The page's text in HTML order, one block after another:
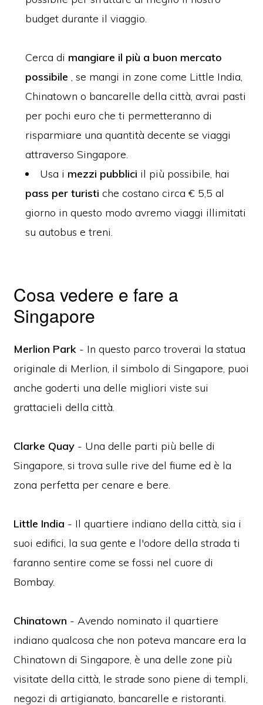
budget durante il viaggio.
Cerca di mangiare il più a buon mercato
possibile , se mangi in zone come Little India,
Chinatown o bancarelle della città, avrai pasti
per pochi euro che ti permetteranno di
risparmiare una quantità decente se viaggi
attraverso Singapore.
Usa i mezzi pubblici il più possibile, hai
pass per turistiche costano circa € 5,5 al
giorno in questo modo avremo viaggi illimitati
su autobus e treni.
Cosa vedere e fare a
Singapore
Merlion Park - In questo parco troverai la statua
originale di Merlion, il simbolo di Singapore, puoi
anche goderti una delle migliori viste sui
grattacieli della città.
Clarke Quay - Una delle parti più belle di
Singapore, si trova sulle rive del fiume ed è la
zona perfetta per cenare e bere.
Little India - Il quartiere indiano della città, sia i
suoi edifici, la sua gente e l'odore della strada ti
faranno sentire come se fossi nel cuore di
Bombay.
Chinatown - Avendo nominato il quartiere
indiano qualcosa che non poteva mancare era la
Chinatown di Singapore, è una delle zone più
visitate della città, le strade sono piene di templi,
negozi di artigianato, bancarelle e ristoranti.